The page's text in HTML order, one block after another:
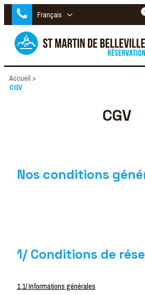
Français
Accueil >
CGV
CGV
Nos conditions
1/ Conditions de
1.1/ Informations générales